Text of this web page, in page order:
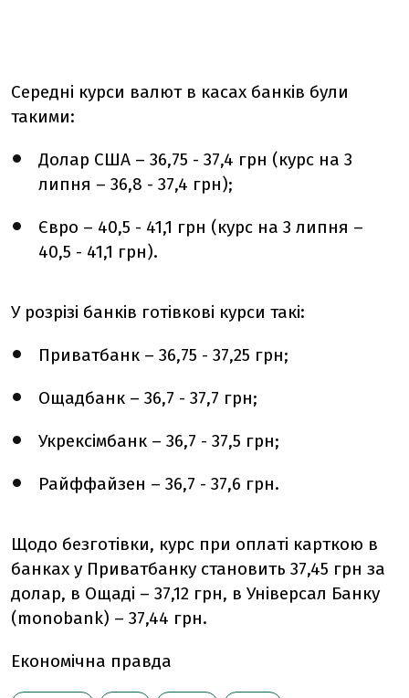
Середні курси валют в касах банків були
такими:
Долар США – 36,75 - 37,4 грн (курс на 3
липня – 36,8 - 37,4 грн);
Євро – 40,5 - 41,1 грн (курс на 3 липня –
40,5 - 41,1 грн).
У розрізі банків готівкові курси такі:
Приватбанк – 36,75 - 37,25 грн;
Ощадбанк – 36,7 - 37,7 грн;
Укрексімбанк – 36,7 - 37,5 грн;
Райффайзен – 36,7 - 37,6 грн.
Щодо безготівки, курс при оплаті карткою в
банках у Приватбанку становить 37,45 грн за
долар, в Ощаді – 37,12 грн, в Універсал Банку
(monobank) – 37,44 грн.
Економічна правда